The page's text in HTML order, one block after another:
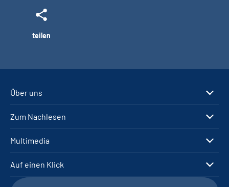
teilen
Über uns
Zum Nachlesen
Multimedia
Auf einen Klick